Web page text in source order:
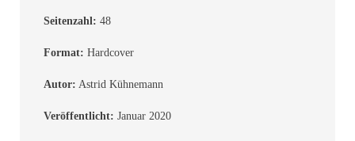
Seitenzahl: 48
Format: Hardcover
Autor: Astrid Kühnemann
Veröffentlicht: Januar 2020